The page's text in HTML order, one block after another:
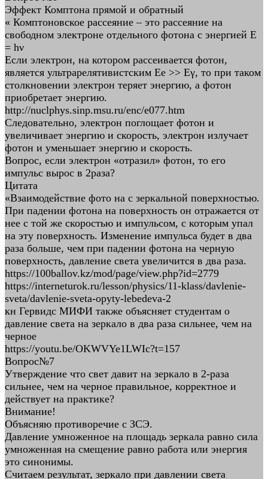
Эффект Комптона прямой и обратный
« Комптоновское рассеяние – это рассеяние на
свободном электроне отдельного фотона с энергией Е
= hν
Если электрон, на котором рассеивается фотон,
является ультрарелятивистским Ee >> Eγ, то при таком
столкновении электрон теряет энергию, а фотон
приобретает энергию.
http://nuclphys.sinp.msu.ru/enc/e077.htm
Следовательно, электрон поглощает фотон и
увеличивает энергию и скорость, электрон излучает
фотон и уменьшает энергию и скорость.
Вопрос, если электрон «отразил» фотон, то его
импульс вырос в 2раза?
Цитата
«Взаимодействие фото на с зеркальной поверхностью.
При падении фотона на поверхность он отражается от
нее с той же скоростью и импульсом, с которым упал
на эту поверхность. Изменение импульса будет в два
раза больше, чем при падении фотона на черную
поверхность, давление света увеличится в два раза.
https://100ballov.kz/mod/page/view.php?id=2779
https://interneturok.ru/lesson/physics/11-klass/davlenie-
sveta/davlenie-sveta-opyty-lebedeva-2
кн Гервидс МИФИ также объясняет студентам о
давление света на зеркало в два раза сильнее, чем на
черное
https://youtu.be/OKWVYe1LWIc?t=157
Вопрос№7
Утверждение что свет давит на зеркало в 2-раза
сильнее, чем на черное правильное, корректное и
действует на практике?
Внимание!
Объясняю противоречие с ЗСЭ.
Давление умноженное на площадь зеркала равно сила
умноженная на смещение равно работа или энергия
это синонимы.
Считаем результат, зеркало при давлении света